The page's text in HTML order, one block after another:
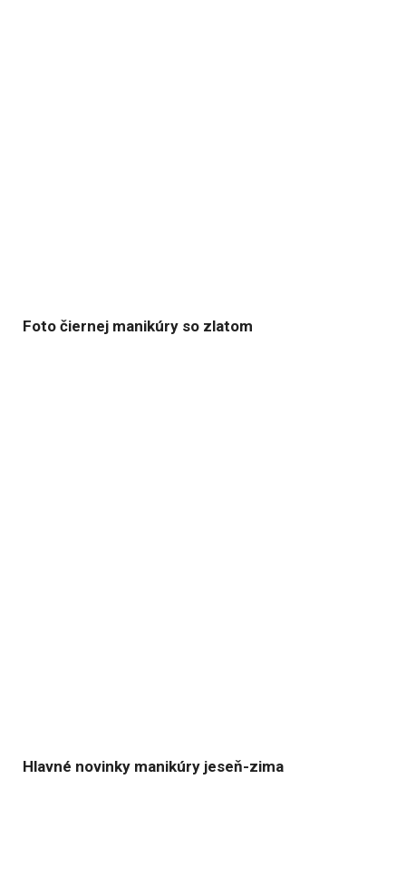
Foto čiernej manikúry so zlatom
Hlavné novinky manikúry jeseň-zima